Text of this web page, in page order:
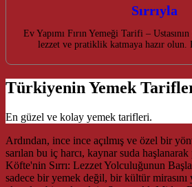
Sırrıyla
Ev Yapımı Fırın Yemeği Tarifi –
lezzet ve pratiklik katmaya hazır
Türkiyenin Yemek
En güzel ve kolay yemek tarifleri.
Ardından, ince ince açılmış ve özel bir
sarılan bu iç harcı, kaynar suda
Köfte'nin Sırrı: Lezzet Yolculuğunun
sadece bir yemek değil, bir kültür mirasını